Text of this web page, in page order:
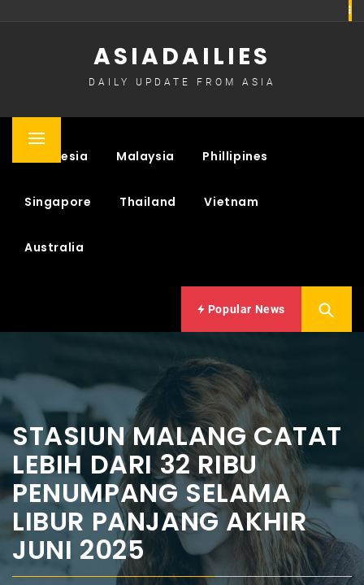
ASIADAILIES
DAILY UPDATE FROM ASIA
Primary
Indonesia Malaysia Phillipines
Singapore Thailand Vietnam
Australia
Popular News
STASIUN MALANG CATAT
LEBIH DARI 32 RIBU
PENUMPANG SELAMA
LIBUR PANJANG AKHIR
JUNI 2025